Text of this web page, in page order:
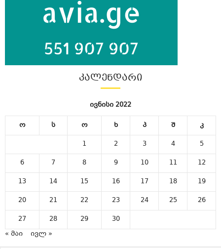
ᲙᲐᲚᲔᲜᲓᲐᲠᲘ
ივნისი 2022
ო ს ო ხ პ შ
კ
1
2 3 4
5
6
7 8 9 10 11
12
13
14 15 16 17 18
19
20
21 22 23 24 25
26
27
28 29
30
« მაი
ივლ »